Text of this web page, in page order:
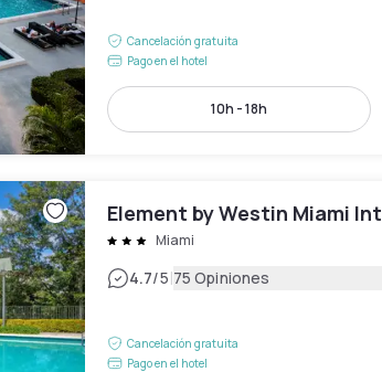
Cancelación gratuita
Pago en el hotel
10h - 18h
Element by Westin Miami
Miami
4.7/5|75 Opiniones
Cancelación gratuita
Pago en el hotel